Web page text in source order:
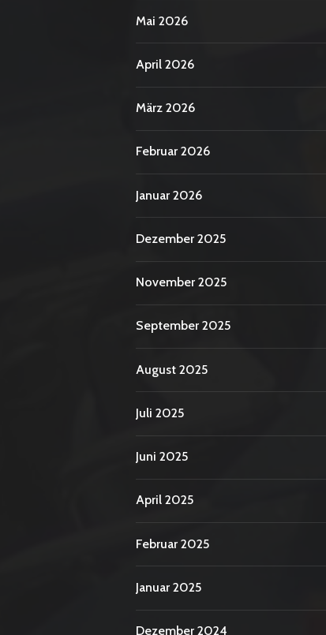
Mai 2026
April 2026
März 2026
Februar 2026
Januar 2026
Dezember 2025
November 2025
September 2025
August 2025
Juli 2025
Juni 2025
April 2025
Februar 2025
Januar 2025
Dezember 2024